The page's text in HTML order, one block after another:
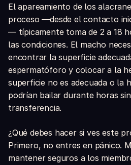
El apareamiento de los
proceso —desde el contacto
— típicamente toma de 2 a 18
las condiciones. El macho
encontrar la superficie
espermatóforo y colocar a la
superficie no es adecuada o la
podrían bailar durante horas
transferencia.
¿Qué debes hacer si ves este
Primero, no entres en pánico.
mantener seguros a los